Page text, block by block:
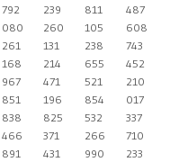
792 239 811
487
080 260 105
608
261 131 238
743
168 214 655
452
967 471 521
210
851 196 854
017
838 825 532
337
466 371 266
710
891 431 990
233